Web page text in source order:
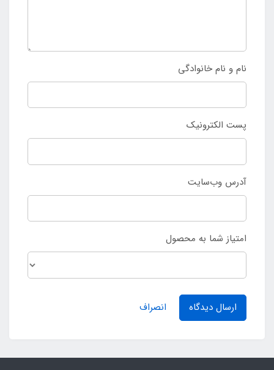
نام و نام خانوادگی
پست الکترونیک
آدرس وب‌سایت
امتیاز شما به محصول
ارسال دیدگاه انصراف